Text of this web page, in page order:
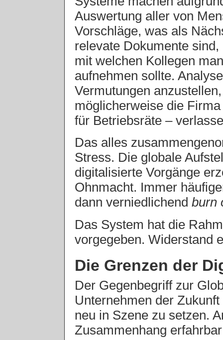
Auswertung aller von
Vorschläge, was als
relevate Dokumente
mit welchen Kollegen
aufnehmen sollte.
Vermutungen
möglicherweise die
für Betriebsräte –
Das alles
Stress. Die globale
digitalisierte Vorgänge
Ohnmacht. Immer
dann verniedlichend burn
Das System hat die
vorgegeben. Widerstand
Die Grenzen der
Der Gegenbegriff zur
Unternehmen der
neu in Szene zu setzen.
Zusammenhang